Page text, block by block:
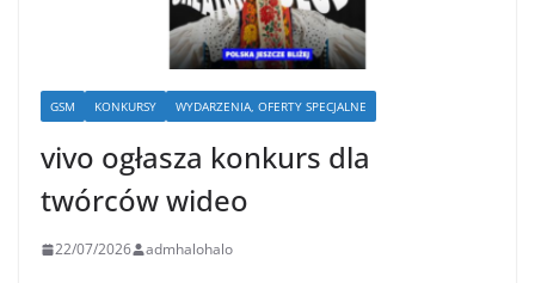
GSM KONKURSY WYDARZENIA, OFERTY SPECJALNE
vivo ogłasza konkurs dla
twórców wideo
22/07/2026 admhalohalo